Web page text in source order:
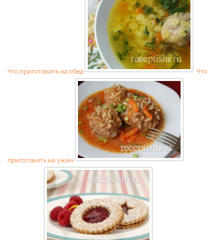
Что приготовить на обед Что
приготовить на ужин